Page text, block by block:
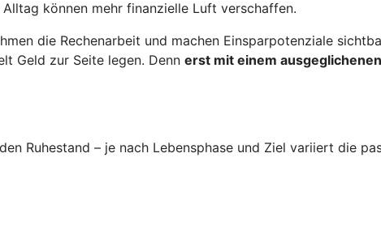
können mehr finanzielle Luft verschaffen.
die Rechenarbeit und machen Einsparpotenziale
Geld zur Seite legen. Denn erst mit einem
Ruhestand – je nach Lebensphase und Ziel variiert die